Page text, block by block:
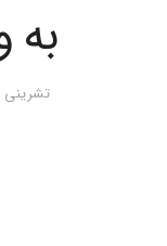
به‌
تشرینی